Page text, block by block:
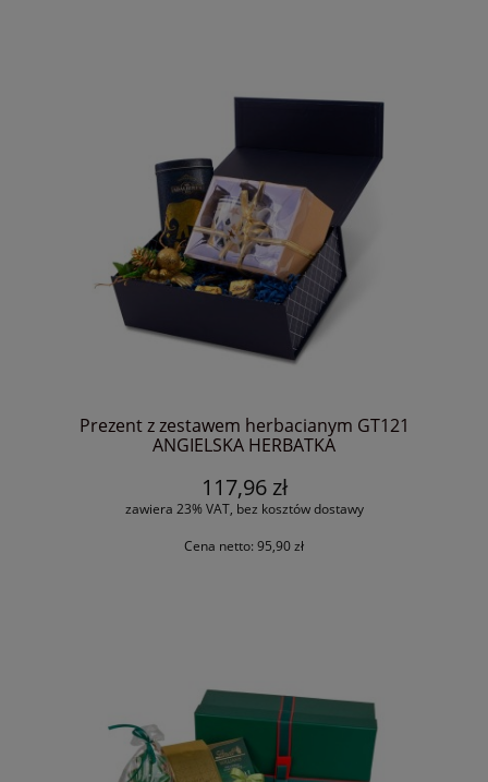
Prezent z zestawem herbacianym GT121
ANGIELSKA HERBATKA
117,96 zł
zawiera 23% VAT, bez kosztów dostawy
Cena netto: 95,90 zł